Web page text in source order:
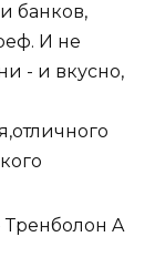
банков,
И не
- и вкусно,
Тренболон A